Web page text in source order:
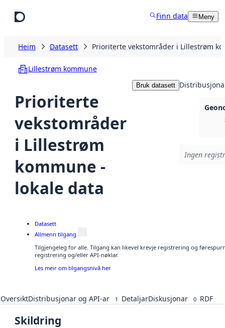
Finn data Meny
Heim Datasett Prioriterte vekstområder i Lillestrøm
Lillestrøm kommune
Prioriterte
vekstområder
i Lillestrøm
kommune -
lokale data
Bruk datasett
Ingen
Datasett
Allmenn tilgang
Tilgjengeleg for alle. Tilgang kan likevel krevje registrering og
registrering og/eller API-nøklar.
Les meir om tilgangsnivå her
OversiktDistribusjonar og API-ar 1 DetaljarDiskusjonar 0 RDF
Skildring